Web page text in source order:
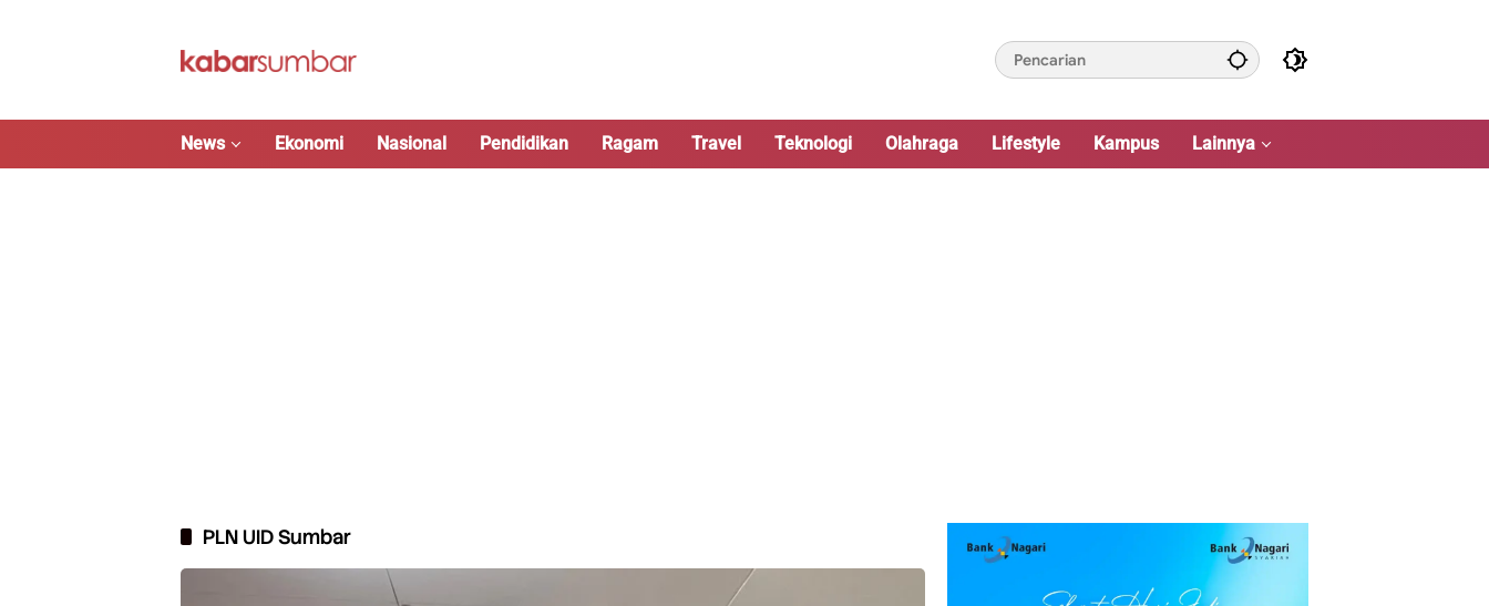
News Ekonomi Nasional Pendidikan Ragam Travel Teknologi Olahraga Lifestyle Kampus Lainnya
PLN UID Sumbar